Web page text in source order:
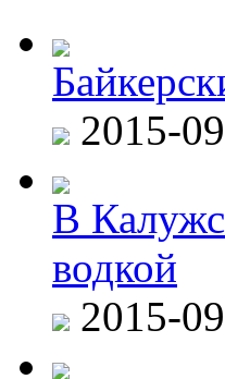
2015-
В
водкой
2015-